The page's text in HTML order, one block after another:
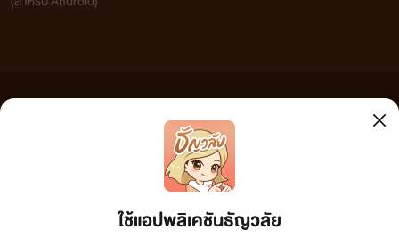
ใช้แอปพลิเคชันธัญวลัย
เว็บไซต์แห่งนี้ไม่ได้เห็นด้วยและไม่ขอรับผิดชอบต่อข้อความใดๆ ทั้งสิ้น ดังนั้นผู้อ่านทุกท่านโปรดใช้
วิจารณญาณในการกลั่นกรองด้วยตนเอง และหากท่านพบข้อความใดๆ ที่ขัดต่อกฎหมายและศีลธรรม
กรุณาแจ้งมาที่ tunwalai@ookbee.com เพื่อทีมงานจะได้ดำเนินการในทันที ทั้งนี้ ทางเว็บไซต์ขอสงวน
ลิขสิทธิ์ตามพระราชบัญญัติลิขสิทธิ์ (ฉบับเพิ่มเติม) พ.ศ.2558